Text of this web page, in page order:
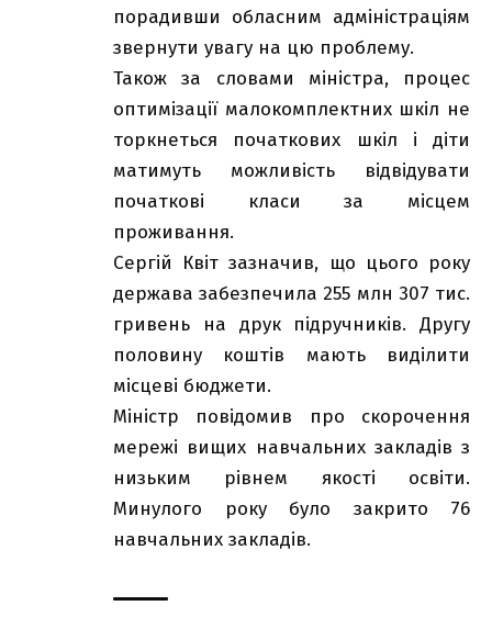
порадивши обласним адміністраціям
звернути увагу на цю проблему.
Також за словами міністра, процес
оптимізації малокомплектних шкіл не
торкнеться початкових шкіл і діти
матимуть можливість відвідувати
початкові класи за місцем
проживання.
Сергій Квіт зазначив, що цього року
держава забезпечила 255 млн 307 тис.
гривень на друк підручників. Другу
половину коштів мають виділити
місцеві бюджети.
Міністр повідомив про скорочення
мережі вищих навчальних закладів з
низьким рівнем якості освіти.
Минулого року було закрито 76
навчальних закладів.